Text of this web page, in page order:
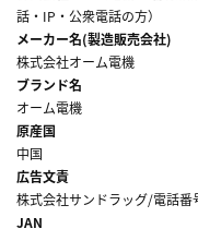
話・IP・公衆電話の方）
メーカー名(製造販売会社)
株式会社オーム電機
ブランド名
オーム電機
原産国
中国
広告文責
株式会社サンドラッグ/電話
JAN